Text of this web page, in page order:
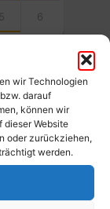
wir Technologien
darauf
können wir
dieser Website
oder zurückziehen,
werden.
5 6